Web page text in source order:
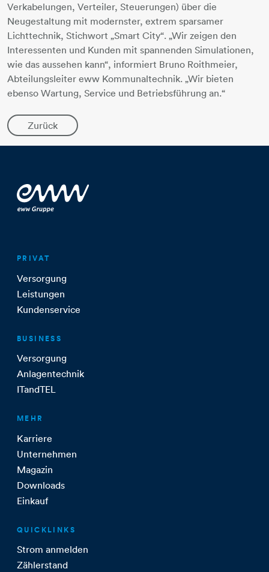
Verkabelungen, Verteiler, Steuerungen) über die
Neugestaltung mit modernster, extrem sparsamer
Lichttechnik, Stichwort „Smart City“. „Wir zeigen den
Interessenten und Kunden mit spannenden Simulationen,
wie das aussehen kann“, informiert Bruno Roithmeier,
Abteilungsleiter eww Kommunaltechnik. „Wir bieten
ebenso Wartung, Service und Betriebsführung an.“
Zurück
PRIVAT
Versorgung
Leistungen
Kundenservice
BUSINESS
Versorgung
Anlagentechnik
ITandTEL
MEHR
Karriere
Unternehmen
Magazin
Downloads
Einkauf
QUICKLINKS
Strom anmelden
Zählerstand